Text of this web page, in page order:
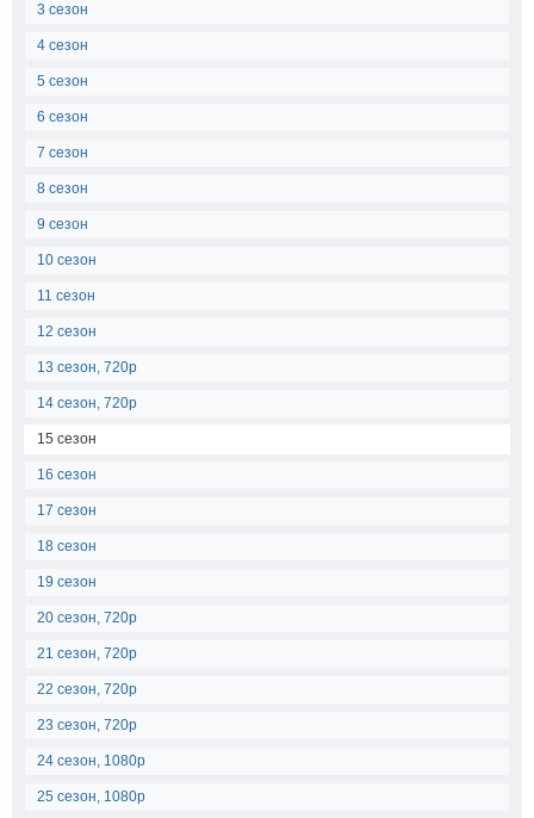
3 сезон
4 сезон
5 сезон
6 сезон
7 сезон
8 сезон
9 сезон
10 сезон
11 сезон
12 сезон
13 сезон, 720p
14 сезон, 720p
15 сезон
16 сезон
17 сезон
18 сезон
19 сезон
20 сезон, 720p
21 сезон, 720p
22 сезон, 720p
23 сезон, 720p
24 сезон, 1080p
25 сезон, 1080p